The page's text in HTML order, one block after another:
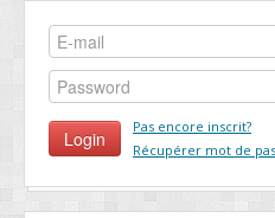
Pas encore inscrit?
Récupérer mot de